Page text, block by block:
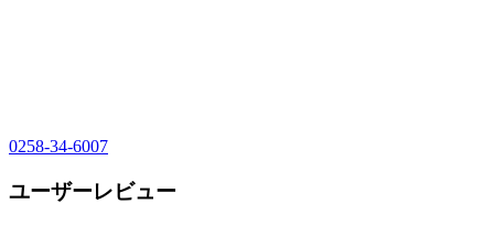
0258-34-6007
ユーザーレビュー